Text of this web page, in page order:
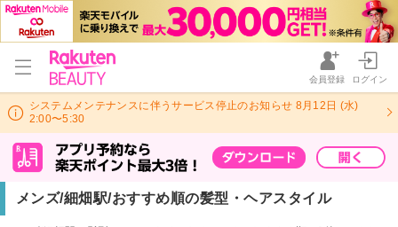
会員登録 ログイン
システムメンテナンスに伴うサービス停止のお知らせ 8月12日 (水)
2:00〜5:30
メンズ/細畑駅/おすすめ順の髪型・ヘアスタイル